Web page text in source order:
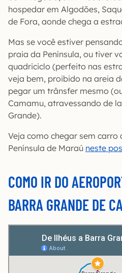
hospedar em Algodões,
de Fora, aonde chega a
Mas se você estiver
praia da Península, ou tiver
quadriciclo (perfeito nas
veja bem, proibido na areia
pegar um trânsfer mesmo
Camamu, atravessando de
Grande).
Veja como chegar sem carro
Península de Maraú neste
COMO IR DO
BARRA GRANDE DE